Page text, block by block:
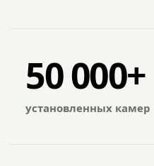
50 000+
установленных камер